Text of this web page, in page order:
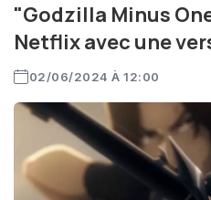
"Godzilla Minus
Netflix avec une
02/06/2024 À 12:00